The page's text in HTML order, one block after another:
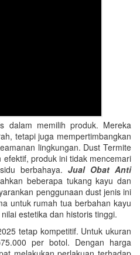
dalam memilih produk. Mereka
tetapi juga mempertimbangkan
lingkungan. Dust Termite
produk ini tidak mencemari
berbahaya. Jual Obat Anti
beberapa tukang kayu dan
penggunaan dust jenis ini
untuk rumah tua berbahan kayu
estetika dan historis tinggi.
tetap kompetitif. Untuk ukuran
per botol. Dengan harga